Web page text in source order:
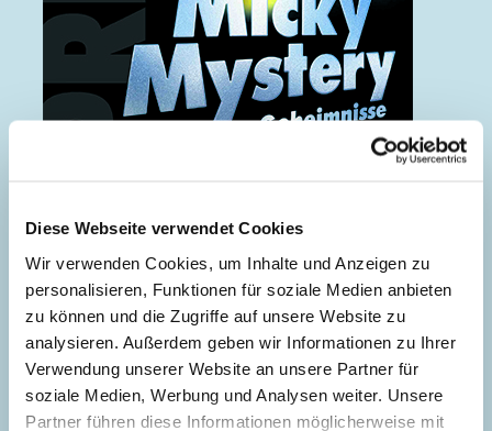
Diese Webseite verwendet Cookies
Wir verwenden Cookies, um Inhalte und Anzeigen zu
personalisieren, Funktionen für soziale Medien anbieten
zu können und die Zugriffe auf unsere Website zu
analysieren. Außerdem geben wir Informationen zu Ihrer
Verwendung unserer Website an unsere Partner für
soziale Medien, Werbung und Analysen weiter. Unsere
Partner führen diese Informationen möglicherweise mit